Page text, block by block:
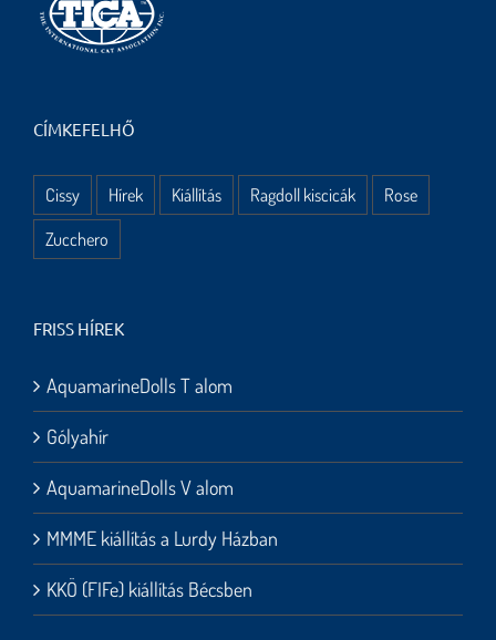
CÍMKEFELHŐ
Cissy Hírek Kiállítás Ragdoll kiscicák
Rose
Zucchero
FRISS HÍREK
AquamarineDolls T alom
Gólyahír
AquamarineDolls V alom
MMME kiállítás a Lurdy Házban
KKÖ (FIFe) kiállítás Bécsben